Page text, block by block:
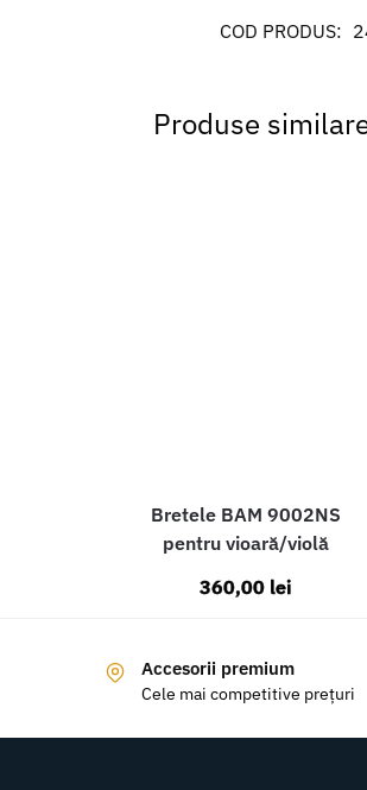
COD PRODUS:
Produse
Bretele BAM 9002NS
pentru vioară/violă
360,00 lei
Accesorii premium
Cele mai competitive prețuri